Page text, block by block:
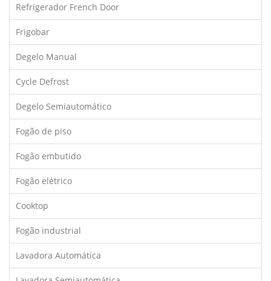
Refrigerador French Door
Frigobar
Degelo Manual
Cycle Defrost
Degelo Semiautomático
Fogão de piso
Fogão embutido
Fogão elétrico
Cooktop
Fogão industrial
Lavadora Automática